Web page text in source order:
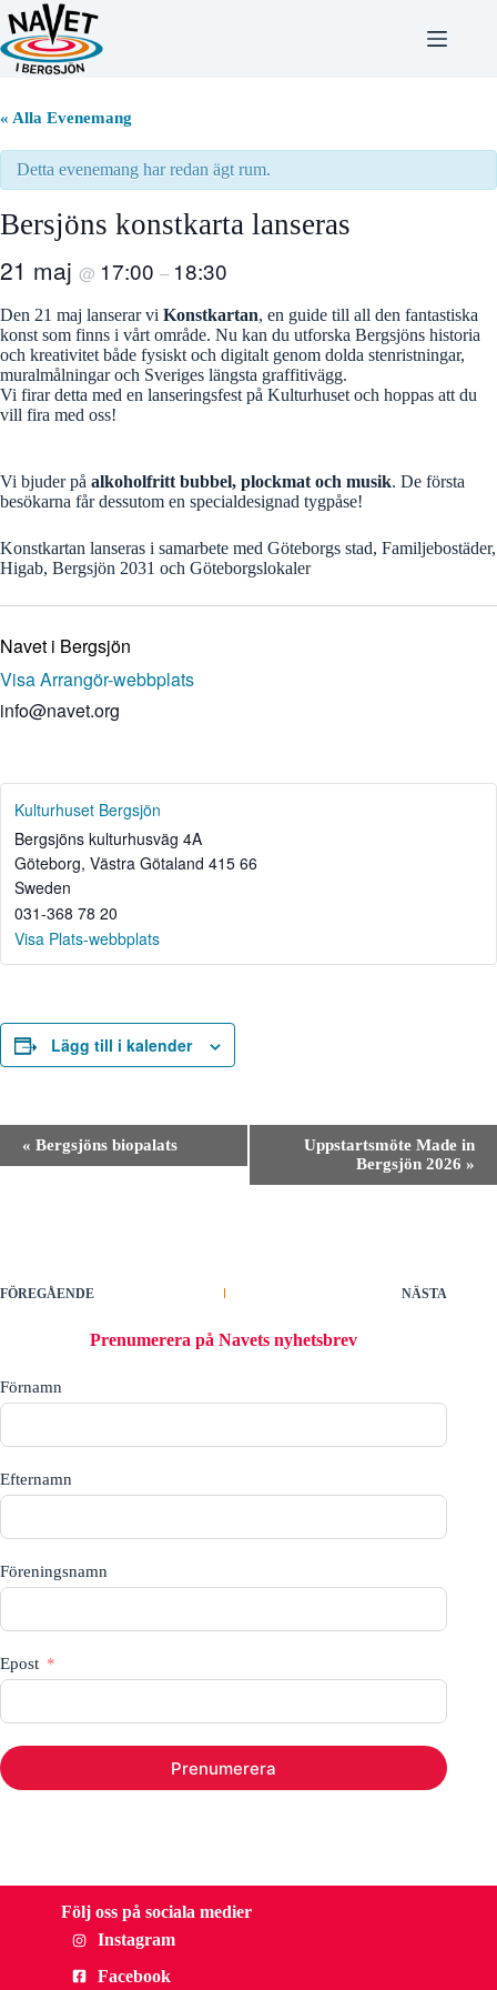
Hoppa
till
innehåll
« Alla Evenemang
Detta evenemang har redan ägt rum.
Bersjöns konstkarta lanseras
21 maj @ 17:00 – 18:30
Den 21 maj lanserar vi Konstkartan, en guide till all den fantastiska
konst som finns i vårt område. Nu kan du utforska Bergsjöns historia
och kreativitet både fysiskt och digitalt genom dolda stenristningar,
muralmålningar och Sveriges längsta graffitivägg.
Vi firar detta med en lanseringsfest på Kulturhuset och hoppas att du
vill fira med oss!
Vi bjuder på alkoholfritt bubbel, plockmat och musik. De första
besökarna får dessutom en specialdesignad tygpåse!
Konstkartan lanseras i samarbete med Göteborgs stad, Familjebostäder,
Higab, Bergsjön 2031 och Göteborgslokaler
Navet i Bergsjön
Visa Arrangör-webbplats
info@navet.org
Kulturhuset Bergsjön
Bergsjöns kulturhusväg 4A
Göteborg, Västra Götaland 415 66
Sweden
031-368 78 20
Visa Plats-webbplats
Lägg till i kalender
g
i
g
i
n
« Bergsjöns biopalats
Uppstartsmöte Made in
Bergsjön 2026 »
FÖREGÅENDE NÄSTA
Prenumerera på Navets nyhetsbrev
Förnamn
Efternamn
Föreningsnamn
Epost
Prenumerera
Följ oss på sociala medier
Instagram
Facebook